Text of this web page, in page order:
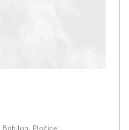
Babilon, Pločice